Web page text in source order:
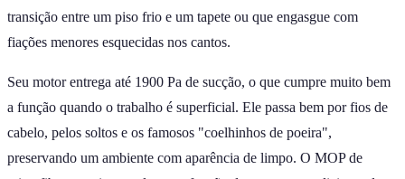
transição entre um piso frio e um tapete ou que engasgue com
fiações menores esquecidas nos cantos.
Seu motor entrega até 1900 Pa de sucção, o que cumpre muito bem
a função quando o trabalho é superficial. Ele passa bem por fios de
cabelo, pelos soltos e os famosos "coelhinhos de poeira",
preservando um ambiente com aparência de limpo. O MOP de